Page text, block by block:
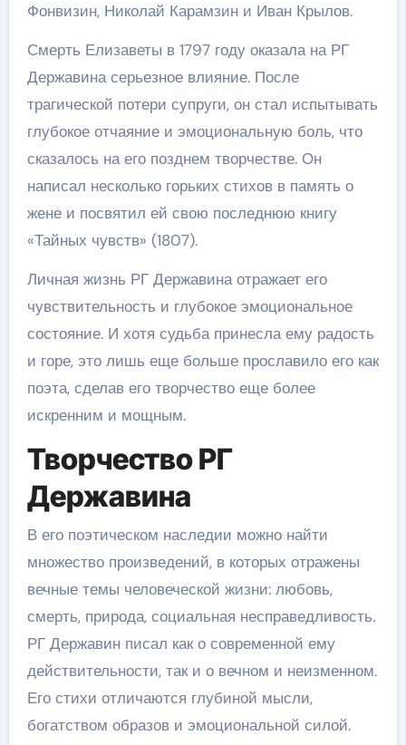
Фонвизин, Николай Карамзин и Иван Крылов.
Смерть Елизаветы в 1797 году оказала на РГ
Державина серьезное влияние. После
трагической потери супруги, он стал испытывать
глубокое отчаяние и эмоциональную боль, что
сказалось на его позднем творчестве. Он
написал несколько горьких стихов в память о
жене и посвятил ей свою последнюю книгу
«Тайных чувств» (1807).
Личная жизнь РГ Державина отражает его
чувствительность и глубокое эмоциональное
состояние. И хотя судьба принесла ему радость
и горе, это лишь еще больше прославило его как
поэта, сделав его творчество еще более
искренним и мощным.
Творчество РГ
Державина
В его поэтическом наследии можно найти
множество произведений, в которых отражены
вечные темы человеческой жизни: любовь,
смерть, природа, социальная несправедливость.
РГ Державин писал как о современной ему
действительности, так и о вечном и неизменном.
Его стихи отличаются глубиной мысли,
богатством образов и эмоциональной силой.